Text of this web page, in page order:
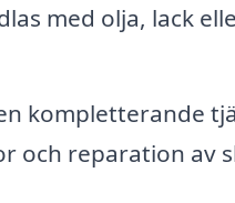
med olja, lack
kompletterande
och reparation av